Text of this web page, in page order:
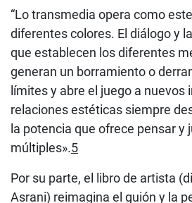
“Lo transmedia opera como
diferentes colores. El diálogo y
que establecen los diferentes
generan un borramiento o
límites y abre el juego a nuevos
relaciones estéticas siempre
la potencia que ofrece pensar y
múltiples».5
Por su parte, el libro de artista
Asrani) reimagina el guión y la